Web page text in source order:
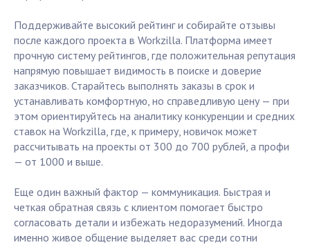
Поддерживайте высокий рейтинг и собирайте отзывы
после каждого проекта в Workzilla. Платформа имеет
прочную систему рейтингов, где положительная репутация
напрямую повышает видимость в поиске и доверие
заказчиков. Старайтесь выполнять заказы в срок и
устанавливать комфортную, но справедливую цену — при
этом ориентируйтесь на аналитику конкуренции и средних
ставок на Workzilla, где, к примеру, новичок может
рассчитывать на проекты от 300 до 700 рублей, а профи
— от 1000 и выше.
Еще один важный фактор — коммуникация. Быстрая и
четкая обратная связь с клиентом помогает быстро
согласовать детали и избежать недоразумений. Иногда
именно живое общение выделяет вас среди сотни